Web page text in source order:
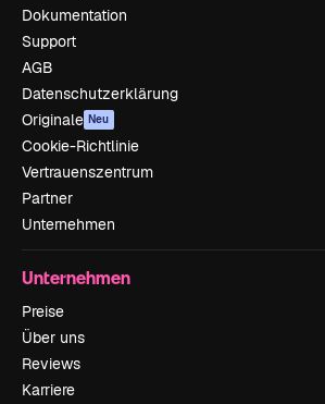
Dokumentation
Support
AGB
Datenschutzerklärung
Originale Neu
Cookie-Richtlinie
Vertrauenszentrum
Partner
Unternehmen
Unternehmen
Preise
Über uns
Reviews
Karriere